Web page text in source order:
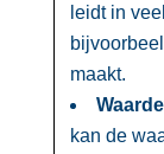
leidt in
maakt.​
kan de